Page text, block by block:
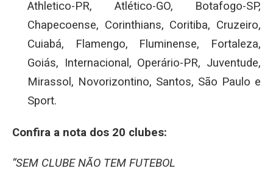
Athletico-PR, Atlético-GO, Botafogo-SP,
Chapecoense, Corinthians, Coritiba, Cruzeiro,
Cuiabá, Flamengo, Fluminense, Fortaleza,
Goiás, Internacional, Operário-PR, Juventude,
Mirassol, Novorizontino, Santos, São Paulo e
Sport.
Confira a nota dos 20 clubes:
“SEM CLUBE NÃO TEM FUTEBOL